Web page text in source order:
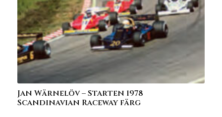
Jan Wärnelöv – Starten 1978
Scandinavian Raceway färg